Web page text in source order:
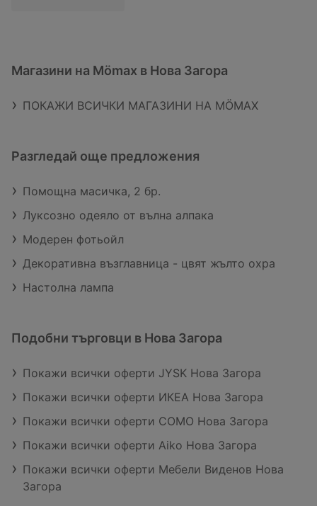
Магазини на Mömax в Нова Загора
ПОКАЖИ ВСИЧКИ МАГАЗИНИ НА MÖMAX
Разгледай още предложения
Помощна масичка, 2 бр.
Луксозно одеяло от вълна алпака
Moдерен фотьойл
Декоративна възглавница - цвят жълто охра
Настолна лампа
Подобни търговци в Нова Загора
Покажи всички оферти JYSK Нова Загора
Покажи всички оферти ИКЕА Нова Загора
Покажи всички оферти COMO Нова Загора
Покажи всички оферти Aiko Нова Загора
Покажи всички оферти Мебели Виденов Нова
Загора